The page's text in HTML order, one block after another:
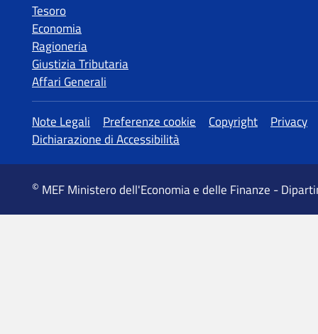
Tesoro
Economia
Ragioneria
Giustizia Tributaria
Affari Generali
MEF Ministero dell'Economia e delle Finanze -